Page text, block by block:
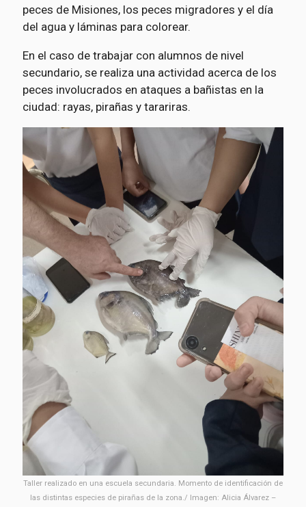
peces de Misiones, los peces migradores y el día
del agua y láminas para colorear.
En el caso de trabajar con alumnos de nivel
secundario, se realiza una actividad acerca de los
peces involucrados en ataques a bañistas en la
ciudad: rayas, pirañas y tarariras.
Taller realizado en una escuela secundaria. Momento de identificación de
las distintas especies de pirañas de la zona./ Imagen: Alicia Álvarez –